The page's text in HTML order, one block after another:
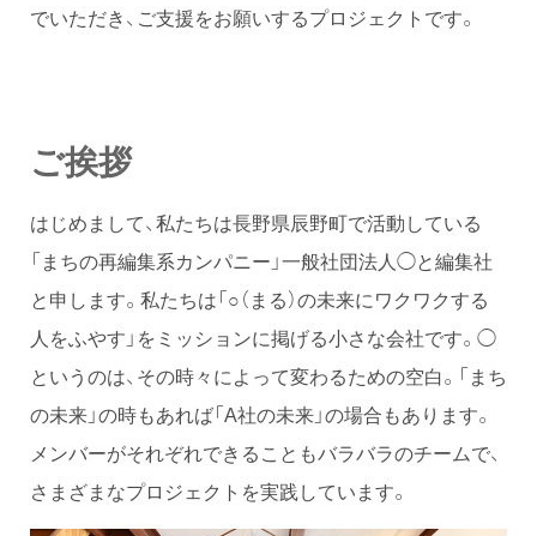
でいただき、ご支援をお願いするプロジェクトです。
ご挨拶
はじめまして、私たちは長野県辰野町で活動している
「まちの再編集系カンパニー」一般社団法人◯と編集社
と申します。私たちは「○（まる）の未来にワクワクする
人をふやす」をミッションに掲げる小さな会社です。◯
というのは、その時々によって変わるための空白。「まち
の未来」の時もあれば「A社の未来」の場合もあります。
メンバーがそれぞれできることもバラバラのチームで、
さまざまなプロジェクトを実践しています。